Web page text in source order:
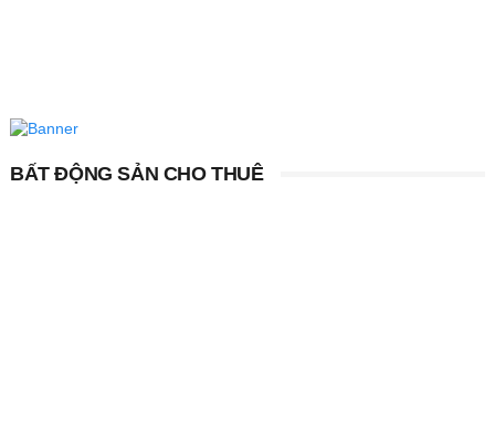
BẤT ĐỘNG SẢN CHO THUÊ